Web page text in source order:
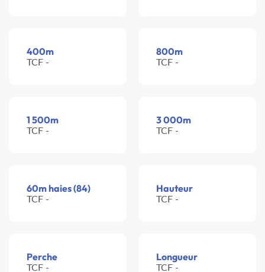
400m
TCF -
800m
TCF -
1 500m
TCF -
3 000m
TCF -
60m haies (84)
TCF -
Hauteur
TCF -
Perche
TCF -
Longueur
TCF -